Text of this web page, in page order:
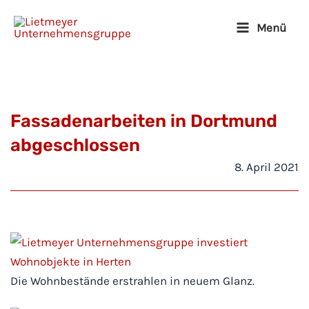
Inhalt
Menü
Fassadenarbeiten in Dortmund
abgeschlossen
8. April 2021
Die Wohnbestände erstrahlen in neuem Glanz.